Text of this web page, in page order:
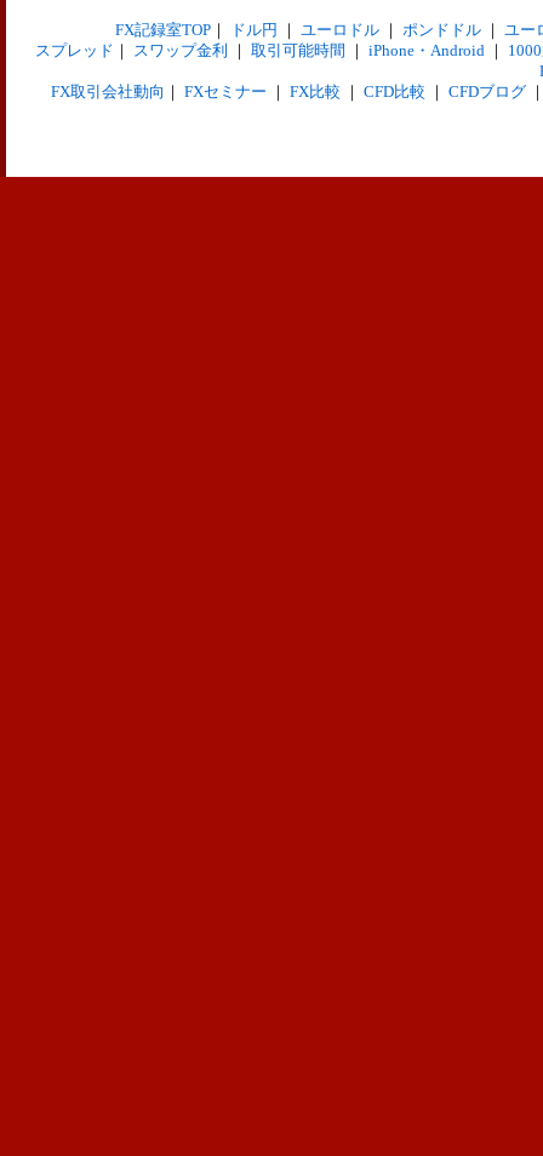
FX記録室TOP｜ ドル円 ｜ ユーロドル｜ ポンドドル｜ ユー
スプレッド ｜ スワップ金利 ｜ 取引可能時間 ｜ iPhone・Android ｜
FX取引会社動向 ｜ FXセミナー ｜ FX比較 ｜ CFD比較 ｜ CFDブログ